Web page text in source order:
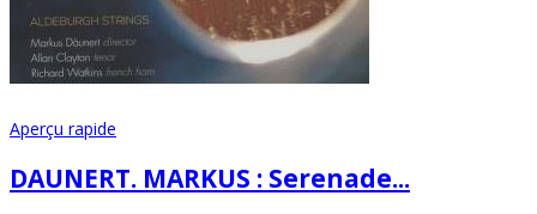
Aperçu rapide
DAUNERT. MARKUS : Serenade...